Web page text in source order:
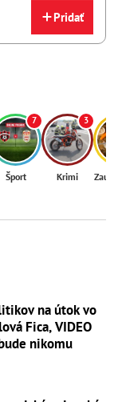
Pridať
7
Šport
3
Krimi
na útok vo
Fica, VIDEO
nikomu